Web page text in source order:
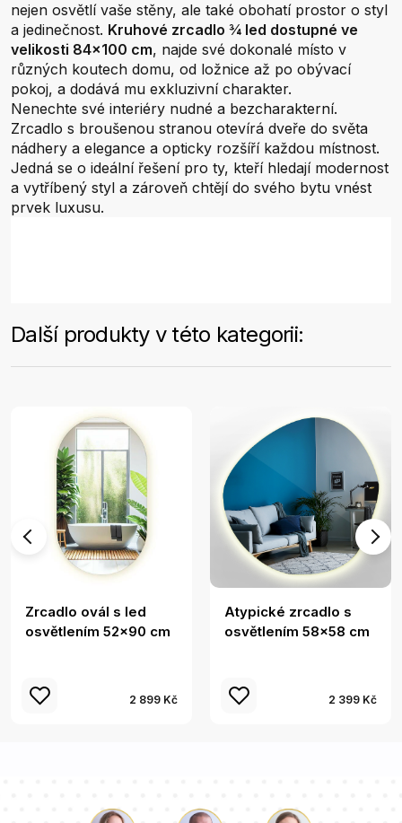
nejen osvětlí vaše stěny, ale také obohatí prostor o styl
a jedinečnost. Kruhové zrcadlo ¾ led dostupné ve
velikosti 84x100 cm, najde své dokonalé místo v
různých koutech domu, od ložnice až po obývací
pokoj, a dodává mu exkluzivní charakter.
Nenechte své interiéry nudné a bezcharakterní.
Zrcadlo s broušenou stranou otevírá dveře do světa
nádhery a elegance a opticky rozšíří každou místnost.
Jedná se o ideální řešení pro ty, kteří hledají modernost
a vytříbený styl a zároveň chtějí do svého bytu vnést
prvek luxusu.
Další produkty v této kategorii:
Zrcadlo ovál s led
osvětlením 52x90 cm
2 899 Kč
Atypické zrcadlo s
osvětlením 58x58 cm
2 399 Kč